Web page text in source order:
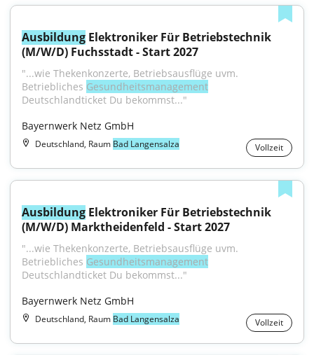
Ausbildung Elektroniker Für Betriebstechnik
(M/W/D) Fuchsstadt - Start 2027
"...wie Thekenkonzerte, Betriebsausflüge uvm.
Betriebliches Gesundheitsmanagement
Deutschlandticket Du bekommst..."
Bayernwerk Netz GmbH
Deutschland, Raum Bad Langensalza Vollzeit
Ausbildung Elektroniker Für Betriebstechnik
(M/W/D) Marktheidenfeld - Start 2027
"...wie Thekenkonzerte, Betriebsausflüge uvm.
Betriebliches Gesundheitsmanagement
Deutschlandticket Du bekommst..."
Bayernwerk Netz GmbH
Deutschland, Raum Bad Langensalza Vollzeit